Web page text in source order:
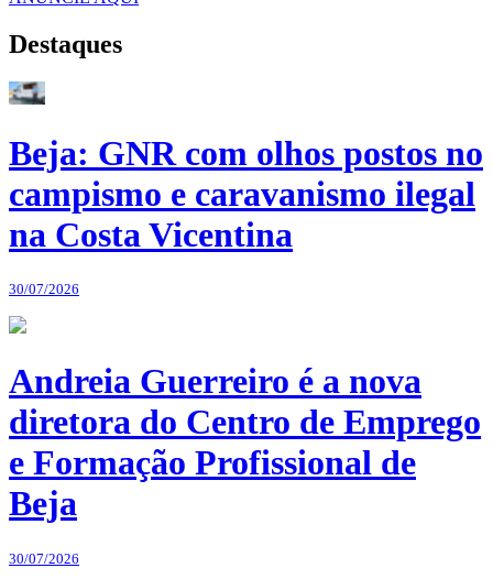
Destaques
Beja: GNR com olhos postos no
campismo e caravanismo ilegal
na Costa Vicentina
30/07/2026
Andreia Guerreiro é a nova
diretora do Centro de Emprego
e Formação Profissional de
Beja
30/07/2026